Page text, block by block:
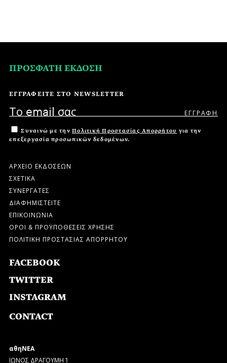
ΠΡΟΣΦΑΤΗ ΕΚΔΟΣΗ
ΕΓΓΡΑΦΕΙΤΕ ΣΤΟ NEWSLETTER
Συναινώ με την Πολιτική Προστασίας Απορρήτου για την
επεξεργασία προσωπικών δεδομένων.
ΑΡΧΕΙΟ ΕΚΔΟΣΕΩΝ
ΣΧΕΤΙΚΑ
ΣΥΝΕΡΓΑΤΕΣ
ΔΙΑΦΗΜΙΣΤΕΙΤΕ
ΕΠΙΚΟΙΝΩΝΙΑ
ΟΡΟΙ & ΠΡΟΫΠΟΘΕΣΕΙΣ ΧΡΗΣΗΣ
ΠΟΛΙΤΙΚΗ ΠΡΟΣΤΑΣΙΑΣ ΑΠΟΡΡΗΤΟΥ
FACEBOOK
TWITTER
INSTAGRAM
CONTACT
αθηΝΕΑ
ΙΩΝΟΣ ΔΡΑΓΟΥΜΗ 1